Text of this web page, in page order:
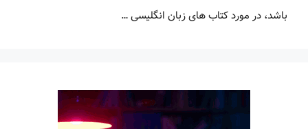
باشد، در مورد کتاب های زبان انگلیسی …